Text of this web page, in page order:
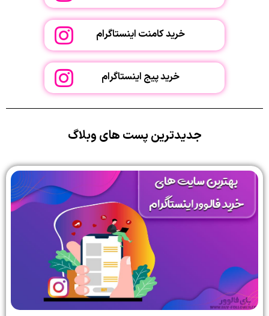
خرید کامنت اینستاگرام
خرید پیج اینستاگرام
جدیدترین پست های وبلاگ